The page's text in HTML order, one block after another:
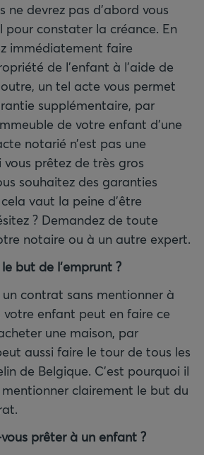
ne devrez pas d’abord vous
pour constater la créance. En
immédiatement faire
de l’enfant à l’aide de
un tel acte vous permet
supplémentaire, par
de votre enfant d'une
notarié n’est pas une
prêtez de très gros
souhaitez des garanties
vaut la peine d’être
? Demandez de toute
notaire ou à un autre expert.
but de l’emprunt ?
un contrat sans mentionner à
votre enfant peut en faire ce
une maison, par
aussi faire le tour de tous les
de Belgique. C’est pourquoi il
clairement le but du
prêter à un enfant ?